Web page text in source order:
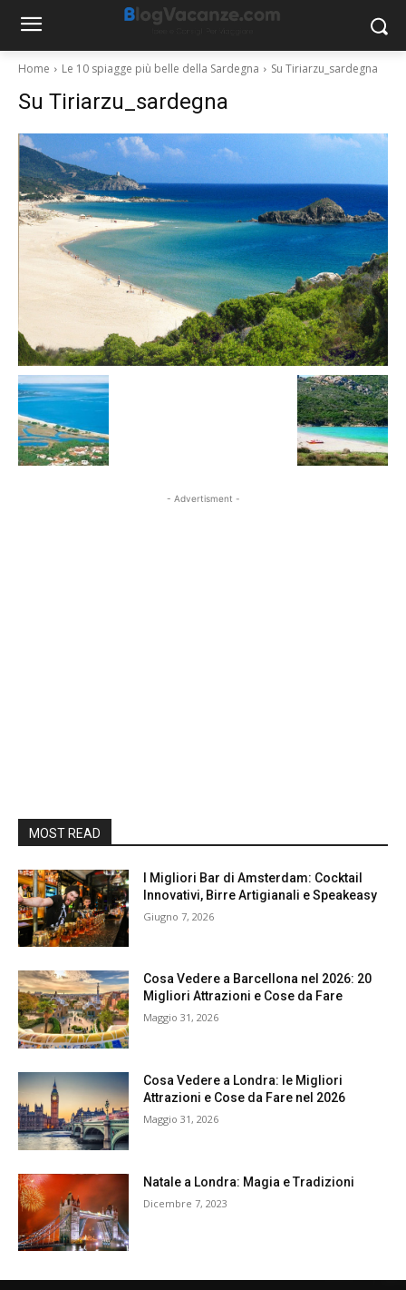
Home Le 10 spiagge più belle della Sardegna Su Tiriarzu_sardegna
Su Tiriarzu_sardegna
- Advertisment -
MOST READ
I Migliori Bar di Amsterdam: Cocktail
Innovativi, Birre Artigianali e Speakeasy
Giugno 7, 2026
Cosa Vedere a Barcellona nel 2026: 20
Migliori Attrazioni e Cose da Fare
Maggio 31, 2026
Cosa Vedere a Londra: le Migliori
Attrazioni e Cose da Fare nel 2026
Maggio 31, 2026
Natale a Londra: Magia e Tradizioni
Dicembre 7, 2023